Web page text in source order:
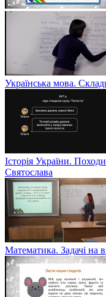
Українська мова.
Історія України.
Святослава
Математика. Задачі на